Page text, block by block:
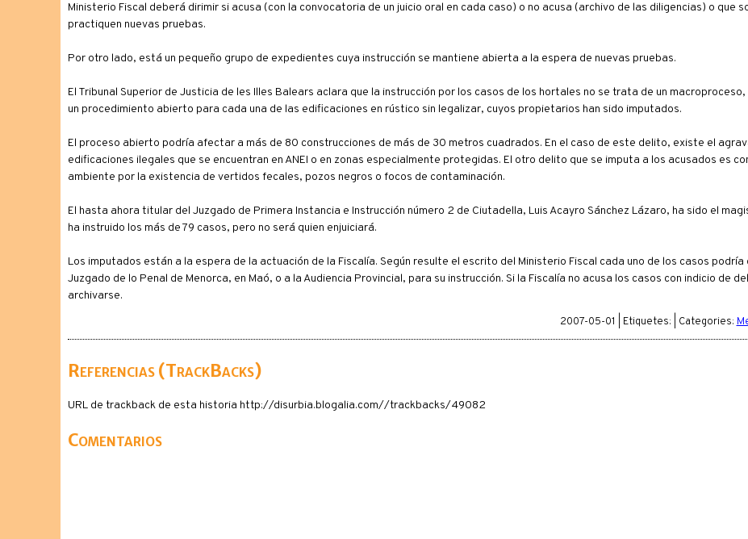
Ministerio Fiscal deberá dirimir si acusa (con la convocatoria de un juicio oral en cada caso) o no acusa (archivo de las diligencias) o que
practiquen nuevas pruebas.
Por otro lado, está un pequeño grupo de expedientes cuya instrucción se mantiene abierta a la espera de nuevas pruebas.
El Tribunal Superior de Justicia de les Illes Balears aclara que la instrucción por los casos de los hortales no se trata de un macroproceso,
un procedimiento abierto para cada una de las edificaciones en rústico sin legalizar, cuyos propietarios han sido imputados.
El proceso abierto podría afectar a más de 80 construcciones de más de 30 metros cuadrados. En el caso de este delito, existe el
edificaciones ilegales que se encuentran en ANEI o en zonas especialmente protegidas. El otro delito que se imputa a los acusados es
ambiente por la existencia de vertidos fecales, pozos negros o focos de contaminación.
El hasta ahora titular del Juzgado de Primera Instancia e Instrucción número 2 de Ciutadella, Luis Acayro Sánchez Lázaro, ha sido el
ha instruido los más de 79 casos, pero no será quien enjuiciará.
Los imputados están a la espera de la actuación de la Fiscalía. Según resulte el escrito del Ministerio Fiscal cada uno de los casos podría
Juzgado de lo Penal de Menorca, en Maó, o a la Audiencia Provincial, para su instrucción. Si la Fiscalía no acusa los casos con indicio de
archivarse.
2007-05-01 | Etiquetes: | Categories:
Referencias (TrackBacks)
URL de trackback de esta historia http://disurbia.blogalia.com//trackbacks/49082
Comentarios